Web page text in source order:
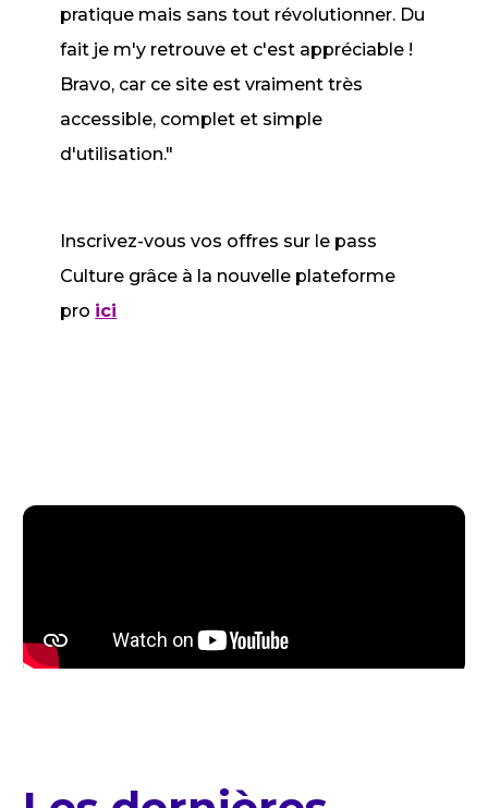
pratique mais sans tout révolutionner. Du
fait je m'y retrouve et c'est appréciable !
Bravo, car ce site est vraiment très
accessible, complet et simple
d'utilisation."
Inscrivez-vous vos offres sur le pass
Culture grâce à la nouvelle plateforme
pro ici